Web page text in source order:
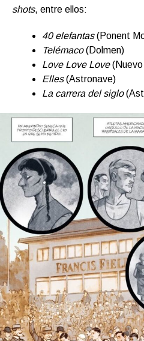
shots, entre ellos:
40 elefantas(Ponent
Telémaco(Dolmen)
Love Love Love(Nuevo
Elles(Astronave)
La carrera del siglo